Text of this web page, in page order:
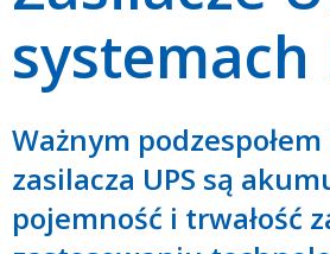
systemach
Ważnym
zasilacza UPS są
pojemność i trwałość